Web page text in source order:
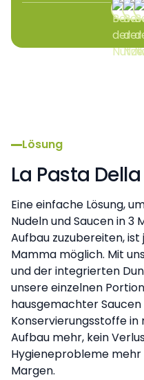
Lösung
La Pasta
Eine einfache Lösung,
Nudeln und Saucen in 3
Aufbau zuzubereiten,
Mamma möglich. Mit
und der integrierten
unsere einzelnen
hausgemachter
Konservierungsstoffe in
Aufbau mehr, kein
Hygieneprobleme
Margen.